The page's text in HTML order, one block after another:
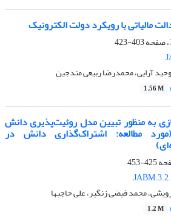
مالیاتی با رویکرد دولت الکترونیک
403-423
آرایی، محمدرضا ربیعی مندجین
1.56 M
به منظور تبیین مدل روئیت‌پذیری دانش
مطالعه: اشتراک‌گذاری دانش در
425-453
محمد فیضی زنگیر، علی حاجیها
1.2 M